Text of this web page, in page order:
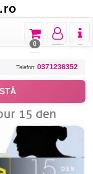
Toggle
Toggle
navigation
Toggle
navigation
0
Telefon: 0371236352
15 den